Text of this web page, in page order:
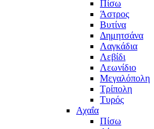
Πίσω
Άστρος
Βυτίνα
Δημητσάνα
Λαγκάδια
Λεβίδι
Λεωνίδιο
Μεγαλόπολη
Τρίπολη
Τυρός
Αχαΐα
Πίσω